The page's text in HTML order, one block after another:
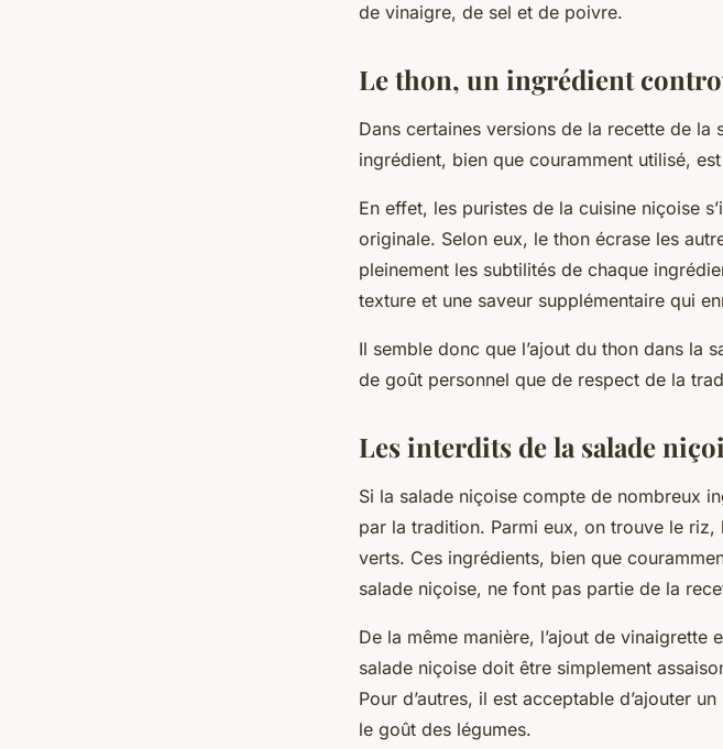
de vinaigre, de sel et de poivre.
Le thon, un ingrédient
Dans certaines versions de la recette de la
ingrédient, bien que couramment utilisé,
En effet, les puristes de la cuisine niçoise
originale. Selon eux, le thon écrase les
pleinement les subtilités de chaque
texture et une saveur supplémentaire qui
Il semble donc que l’ajout du thon dans la
de goût personnel que de respect de la
Les interdits de la salade
Si la salade niçoise compte de nombreux
par la tradition. Parmi eux, on trouve le
verts. Ces ingrédients, bien que
salade niçoise, ne font pas partie de la
De la même manière, l’ajout de vinaigrette
salade niçoise doit être simplement
Pour d’autres, il est acceptable d’ajouter
le goût des légumes.